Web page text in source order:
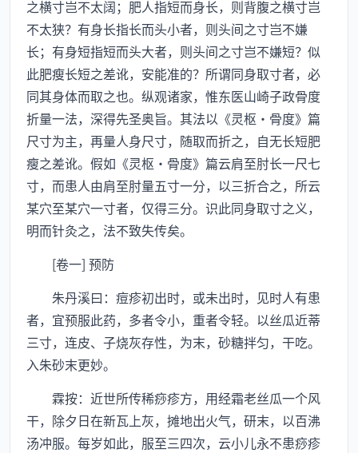
之横寸岂不太阔；肥人指短而身长，则背腹之横寸岂
不太狭？有身长指长而头小者，则头间之寸岂不嫌
长；有身短指短而头大者，则头间之寸岂不嫌短？似
此肥瘦长短之差讹，安能准的？所谓同身取寸者，必
同其身体而取之也。纵观诸家，惟东医山崎子政骨度
折量一法，深得先圣奥旨。其法以《灵枢·骨度》篇
尺寸为主，再量人身尺寸，随取而折之，自无长短肥
瘦之差讹。假如《灵枢·骨度》篇云肩至肘长一尺七
寸，而患人由肩至肘量五寸一分，以三折合之，所云
某穴至某穴一寸者，仅得三分。识此同身取寸之义，
明而针灸之，法不致失传矣。
[卷一] 预防
朱丹溪曰：痘疹初出时，或未出时，见时人有患
者，宜预服此药，多者令小，重者令轻。以丝瓜近蒂
三寸，连皮、子烧灰存性，为末，砂糖拌匀，干吃。
入朱砂末更妙。
霖按：近世所传稀痧疹方，用经霜老丝瓜一个风
干，除夕日在新瓦上灰，摊地出火气，研末，以百沸
汤冲服。每岁如此，服至三四次，云小儿永不患痧疹